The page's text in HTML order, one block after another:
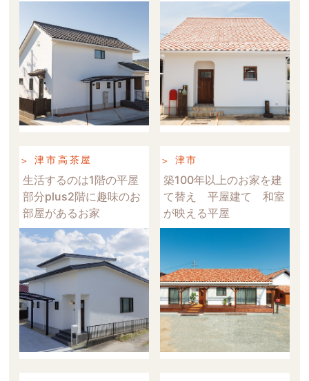
津市高茶屋
生活するのは1階の平屋
部分plus2階に趣味のお
部屋があるお家
津市
築100年以上のお家を建
て替え 平屋建て 和室
が映える平屋